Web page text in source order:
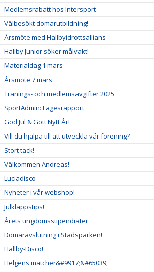
Medlemsrabatt hos Intersport
Välbesökt domarutbildning!
Årsmöte med Hallbyidrottsallians
Hallby Junior söker målvakt!
Materialdag 1 mars
Årsmöte 7 mars
Tränings- och medlemsavgifter 2025
SportAdmin: Lägesrapport
God Jul & Gott Nytt År!
Vill du hjälpa till att utveckla vår förening?
Stort tack!
Välkommen Andreas!
Luciadisco
Nyheter i vår webshop!
Julklappstips!
Årets ungdomsstipendiater
Domaravslutning i Stadsparken!
Hallby-Disco!
Helgens matcher&#9917;&#65039;